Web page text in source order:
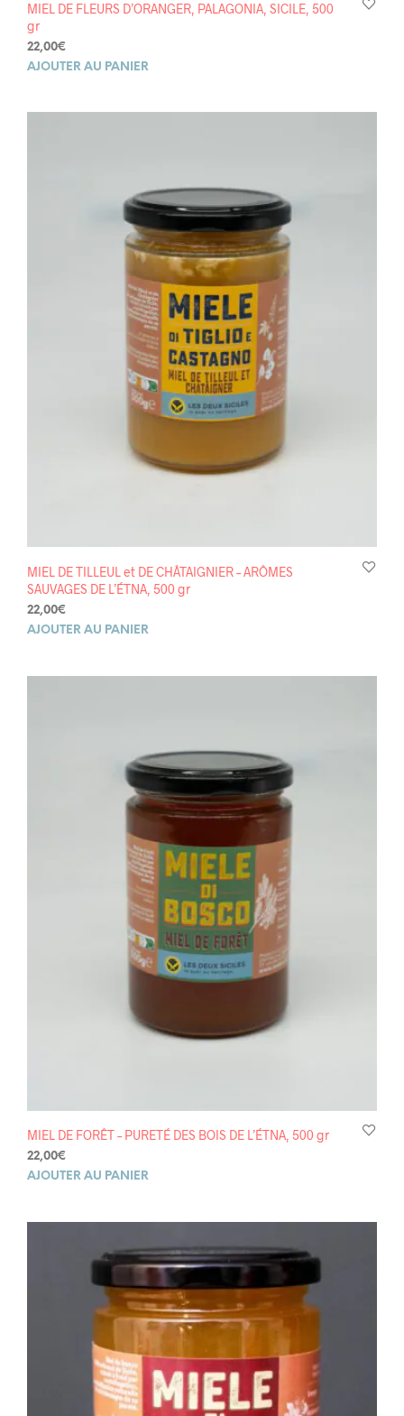
MIEL DE FLEURS D’ORANGER, PALAGONIA, SICILE, 500
gr
22,00€
AJOUTER AU PANIER
MIEL DE TILLEUL et DE CHÂTAIGNIER – ARÔMES
SAUVAGES DE L’ÉTNA, 500 gr
22,00€
AJOUTER AU PANIER
MIEL DE FORÊT – PURETÉ DES BOIS DE L’ÉTNA, 500 gr
22,00€
AJOUTER AU PANIER